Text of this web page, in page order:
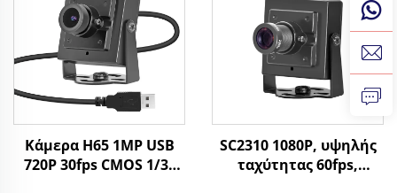
Κάμερα H65 1MP USB
720P 30fps CMOS 1/3"
SC2310 1080P, υψηλής
ταχύτητας 60fps,